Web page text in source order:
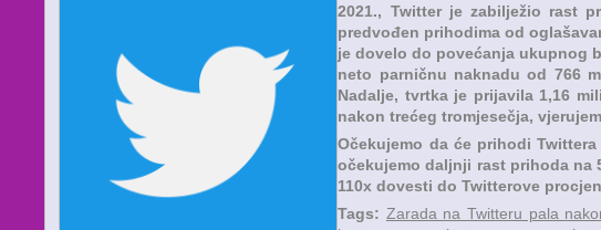
2021., Twitter je zabilježio rast
predvođen prihodima od
je dovelo do povećanja ukupnog
neto parničnu naknadu od 766
Nadalje, tvrtka je prijavila 1,16
nakon trećeg tromjesečja,
Očekujemo da će prihodi
očekujemo daljnji rast prihoda na
110x dovesti do Twitterove
Tags: Zarada na Twitteru pala